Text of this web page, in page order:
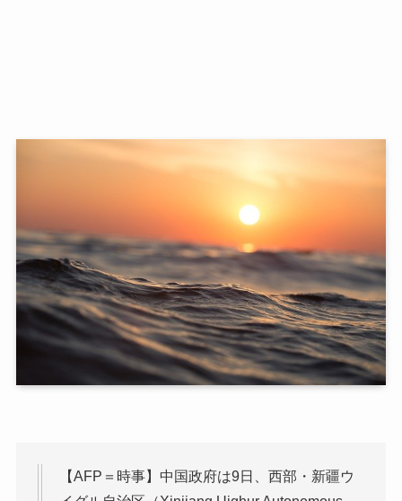
【AFP＝時事】中国政府は9日、西部・新疆ウ